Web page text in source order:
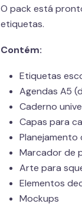
O pack está
etiquetas.
Contém:
Etiquetas
Agendas A5
Caderno
Capas para
Marcador de
Arte para
Elementos
Mockups